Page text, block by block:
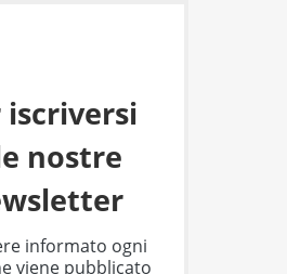
iscriversi
nostre
informato ogni
viene pubblicato